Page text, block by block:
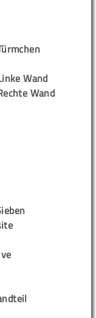
Wand
Wand